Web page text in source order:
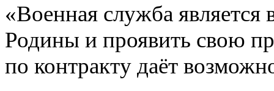
«Военная служба
Родины и проявить свою
по контракту даёт